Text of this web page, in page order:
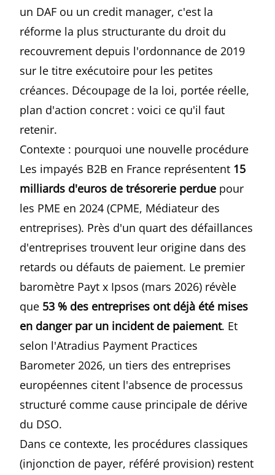
un DAF ou un credit manager, c'est la
réforme la plus structurante du droit du
recouvrement depuis l'ordonnance de 2019
sur le titre exécutoire pour les petites
créances. Découpage de la loi, portée réelle,
plan d'action concret : voici ce qu'il faut
retenir.
Contexte : pourquoi une nouvelle procédure
Les impayés B2B en France représentent 15
milliards d'euros de trésorerie perdue pour
les PME en 2024 (CPME, Médiateur des
entreprises). Près d'un quart des défaillances
d'entreprises trouvent leur origine dans des
retards ou défauts de paiement. Le premier
baromètre Payt x Ipsos (mars 2026) révèle
que 53 % des entreprises ont déjà été mises
en danger par un incident de paiement. Et
selon l'Atradius Payment Practices
Barometer 2026, un tiers des entreprises
européennes citent l'absence de processus
structuré comme cause principale de dérive
du DSO.
Dans ce contexte, les procédures classiques
(injonction de payer, référé provision) restent